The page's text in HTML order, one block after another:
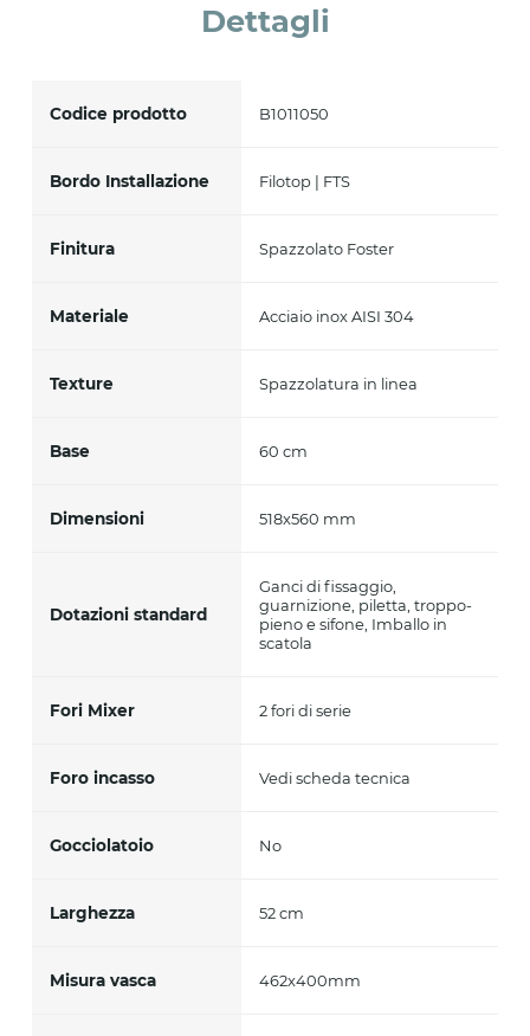
Dettagli
Codice prodotto B1011050
Bordo Installazione Filotop | FTS
Finitura Spazzolato Foster
Materiale Acciaio inox AISI 304
Texture Spazzolatura in linea
Base 60 cm
Dimensioni 518x560 mm
Dotazioni standard
Ganci di fissaggio,
guarnizione, piletta, troppo-
pieno e sifone, Imballo in
scatola
Fori Mixer 2 fori di serie
Foro incasso Vedi scheda tecnica
Gocciolatoio No
Larghezza 52 cm
Misura vasca 462x400mm